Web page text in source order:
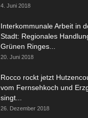
4. Juni 2018
Interkommunale Arbeit in
Stadt: Regionales
Grünen Ringes...
20. Juni 2018
Rocco rockt jetzt
vom Fernsehkoch und
singt...
26. Dezember 2018